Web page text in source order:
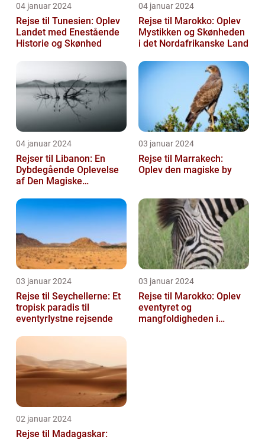
04 januar 2024
Rejse til Tunesien: Oplev
Landet med Enestående
Historie og Skønhed
04 januar 2024
Rejse til Marokko: Oplev
Mystikken og Skønheden
i det Nordafrikanske Land
04 januar 2024
Rejser til Libanon: En
Dybdegående Oplevelse
af Den Magiske
03 januar 2024
Rejse til Marrakech:
Oplev den magiske by
03 januar 2024
Rejse til Seychellerne: Et
tropisk paradis til
eventyrlystne rejsende
03 januar 2024
Rejse til Marokko: Oplev
eventyret og
mangfoldigheden i
02 januar 2024
Rejse til Madagaskar: